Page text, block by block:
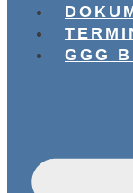
GGG